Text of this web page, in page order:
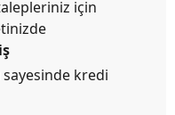
için
sayesinde kredi